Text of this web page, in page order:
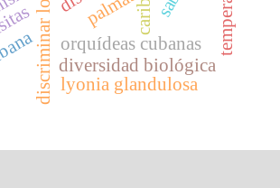
orquídeas cubanas
caribe
diversidad biológica
lyonia glandulosa